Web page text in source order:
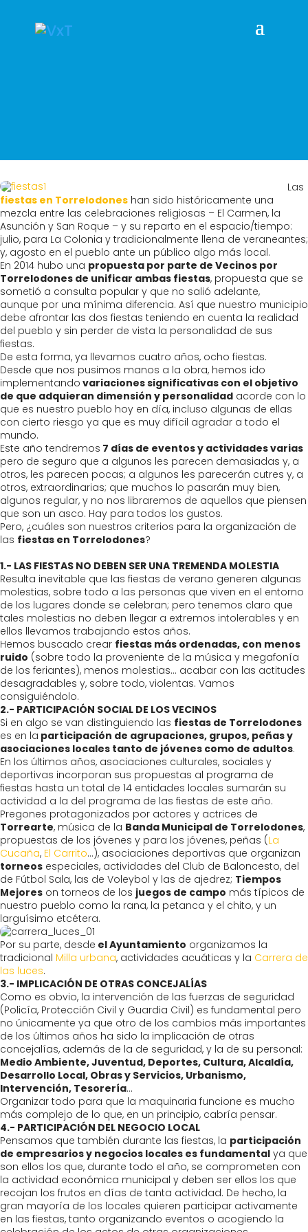
Las
fiestas en Torrelodones han sido históricamente una
mezcla entre las celebraciones religiosas – El Carmen, la
Asunción y San Roque – y su reparto en el espacio/tiempo:
julio, para La Colonia y tradicionalmente llena de veraneantes;
y, agosto en el pueblo ante un público algo más local.
En 2014 hubo una propuesta por parte de Vecinos por
Torrelodones de unificar ambas fiestas, propuesta que se
sometió a consulta popular y que no salió adelante,
aunque por una mínima diferencia. Así que nuestro municipio
debe afrontar las dos fiestas teniendo en cuenta la realidad
del pueblo y sin perder de vista la personalidad de sus
fiestas.
De esta forma, ya llevamos cuatro años, ocho fiestas.
Desde que nos pusimos manos a la obra, hemos ido
implementando variaciones significativas con el objetivo
de que adquieran dimensión y personalidad acorde con lo
que es nuestro pueblo hoy en día, incluso algunas de ellas
con cierto riesgo ya que es muy difícil agradar a todo el
mundo.
Este año tendremos 7 días de eventos y actividades varias
pero de seguro que a algunos les parecen demasiadas y, a
otros, les parecen pocas; a algunos les parecerán cutres y, a
otros, extraordinarias; que muchos lo pasarán muy bien,
algunos regular, y no nos libraremos de aquellos que piensen
que son un asco. Hay para todos los gustos.
Pero, ¿cuáles son nuestros criterios para la organización de
las fiestas en Torrelodones?
1.- LAS FIESTAS NO DEBEN SER UNA TREMENDA MOLESTIA
Resulta inevitable que las fiestas de verano generen algunas
molestias, sobre todo a las personas que viven en el entorno
de los lugares donde se celebran; pero tenemos claro que
tales molestias no deben llegar a extremos intolerables y en
ellos llevamos trabajando estos años.
Hemos buscado crear fiestas más ordenadas, con menos
ruido (sobre todo la proveniente de la música y megafonía
de los feriantes), menos molestias… acabar con las actitudes
desagradables y, sobre todo, violentas. Vamos
consiguiéndolo.
2.- PARTICIPACIÓN SOCIAL DE LOS VECINOS
Si en algo se van distinguiendo las fiestas de Torrelodones
es en la participación de agrupaciones, grupos, peñas y
asociaciones locales tanto de jóvenes como de adultos.
En los últimos años, asociaciones culturales, sociales y
deportivas incorporan sus propuestas al programa de
fiestas hasta un total de 14 entidades locales sumarán su
actividad a la del programa de las fiestas de este año.
Pregones protagonizados por actores y actrices de
Torrearte, música de la Banda Municipal de Torrelodones,
propuestas de los jóvenes y para los jóvenes, peñas (La
Cucaña, El Carrito…), asociaciones deportivas que organizan
torneos especiales, actividades del Club de Baloncesto, del
de Fútbol Sala, las de Voleybol y las de ajedrez; Tiempos
Mejores on torneos de los juegos de campo más típicos de
nuestro pueblo como la rana, la petanca y el chito, y un
larguísimo etcétera.
Por su parte, desde el Ayuntamiento organizamos la
tradicional Milla urbana, actividades acuáticas y la Carrera de
las luces.
3.- IMPLICACIÓN DE OTRAS CONCEJALÍAS
Como es obvio, la intervención de las fuerzas de seguridad
(Policía, Protección Civil y Guardia Civil) es fundamental pero
no únicamente ya que otro de los cambios más importantes
de los últimos años ha sido la implicación de otras
concejalías, además de la de seguridad, y la de su personal:
Medio Ambiente, Juventud, Deportes, Cultura, Alcaldía,
Desarrollo Local, Obras y Servicios, Urbanismo,
Intervención, Tesorería…
Organizar todo para que la maquinaria funcione es mucho
más complejo de lo que, en un principio, cabría pensar.
4.- PARTICIPACIÓN DEL NEGOCIO LOCAL
Pensamos que también durante las fiestas, la participación
de empresarios y negocios locales es fundamental ya que
son ellos los que, durante todo el año, se comprometen con
la actividad económica municipal y deben ser ellos los que
recojan los frutos en días de tanta actividad. De hecho, la
gran mayoría de los locales quieren participar activamente
en las fiestas, tanto organizando eventos o acogiendo la